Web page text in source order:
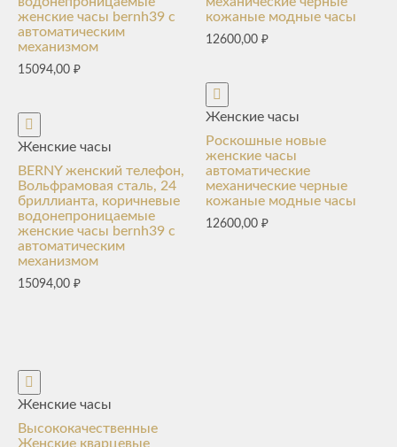
женские часы bernh39 с
автоматическим
механизмом
15094,00 ₽
Женские часы
BERNY женский телефон,
Вольфрамовая сталь, 24
бриллианта, коричневые
водонепроницаемые
женские часы bernh39 с
автоматическим
механизмом
15094,00 ₽
кожаные модные часы
12600,00₽
Женские часы
Роскошные новые
женские часы
автоматические
механические черные
кожаные модные часы
12600,00₽
Женские часы
Высококачественные
Женские кварцевые